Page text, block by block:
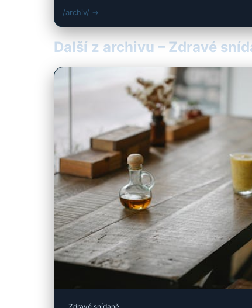
/archiv/ →
Další z archivu – Zdravé